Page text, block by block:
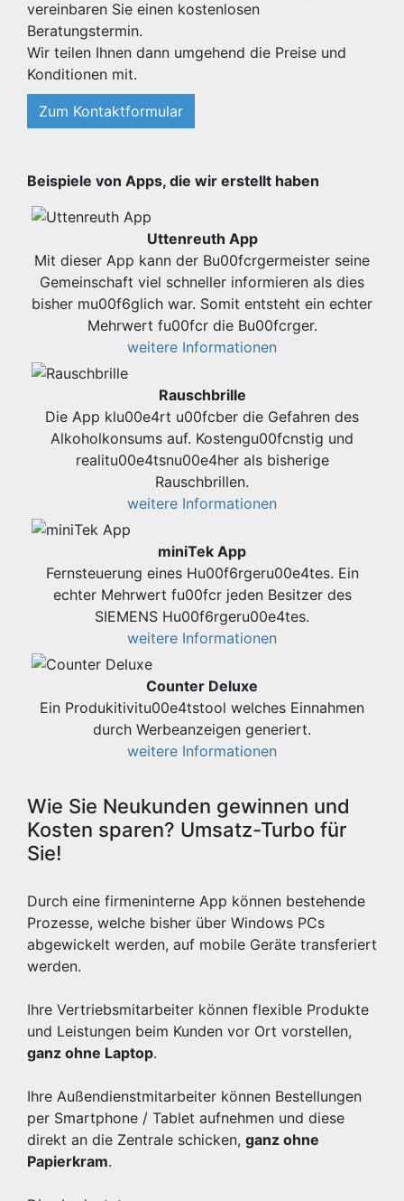
vereinbaren Sie einen kostenlosen
Beratungstermin.
Wir teilen Ihnen dann umgehend die Preise und
Konditionen mit.
Zum Kontaktformular
Beispiele von Apps, die wir erstellt haben
Uttenreuth App
Mit dieser App kann der Bu00fcrgermeister seine
Gemeinschaft viel schneller informieren als dies
bisher mu00f6glich war. Somit entsteht ein echter
Mehrwert fu00fcr die Bu00fcrger.
weitere Informationen
Rauschbrille
Die App klu00e4rt u00fcber die Gefahren des
Alkoholkonsums auf. Kostengu00fcnstig und
realitu00e4tsnu00e4her als bisherige
Rauschbrillen.
weitere Informationen
miniTek App
Fernsteuerung eines Hu00f6rgeru00e4tes. Ein
echter Mehrwert fu00fcr jeden Besitzer des
SIEMENS Hu00f6rgeru00e4tes.
weitere Informationen
Counter Deluxe
Ein Produkitivitu00e4tstool welches Einnahmen
durch Werbeanzeigen generiert.
weitere Informationen
Wie Sie Neukunden gewinnen und
Kosten sparen? Umsatz-Turbo für
Sie!
Durch eine firmeninterne App können bestehende
Prozesse, welche bisher über Windows PCs
abgewickelt werden, auf mobile Geräte transferiert
werden.
Ihre Vertriebsmitarbeiter können flexible Produkte
und Leistungen beim Kunden vor Ort vorstellen,
ganz ohne Laptop.
Ihre Außendienstmitarbeiter können Bestellungen
per Smartphone / Tablet aufnehmen und diese
direkt an die Zentrale schicken, ganz ohne
Papierkram.